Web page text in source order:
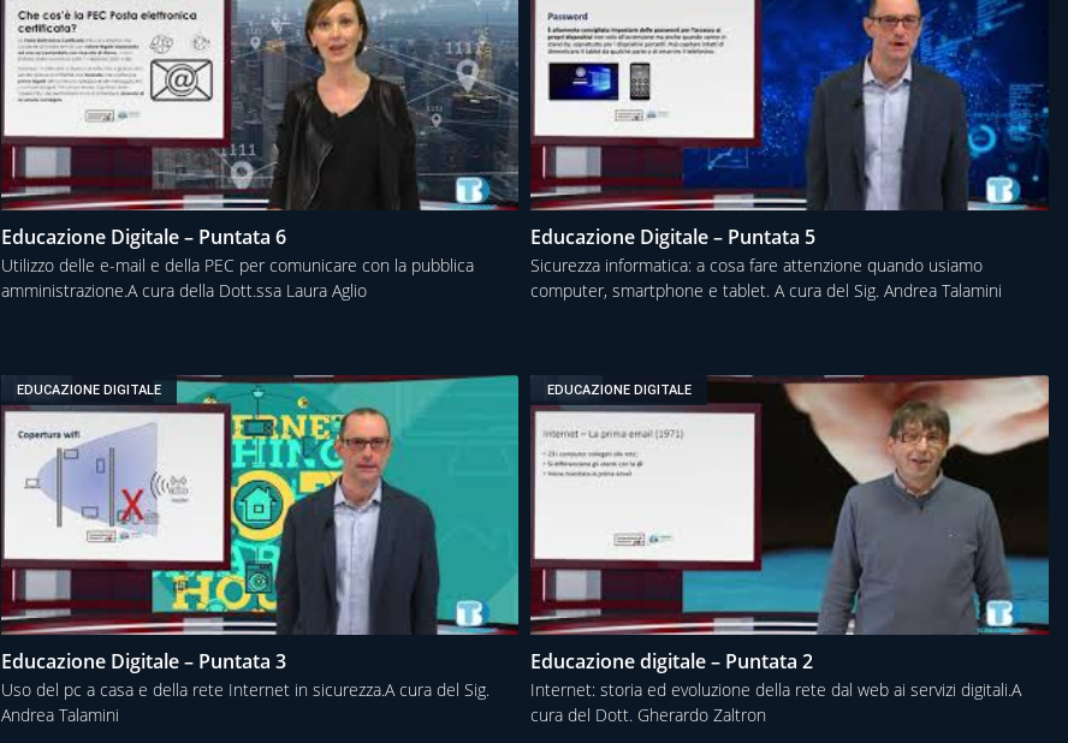
Educazione Digitale – Puntata 6
Utilizzo delle e-mail e della PEC per comunicare con la pubblica
amministrazione.A cura della Dott.ssa Laura Aglio
Educazione Digitale – Puntata 5
Sicurezza informatica: a cosa fare attenzione quando usiamo
computer, smartphone e tablet. A cura del Sig. Andrea Talamini
EDUCAZIONE DIGITALE
Educazione Digitale – Puntata 3
Uso del pc a casa e della rete Internet in sicurezza.A cura del Sig.
Andrea Talamini
EDUCAZIONE DIGITALE
Educazione digitale – Puntata 2
Internet: storia ed evoluzione della rete dal web ai servizi digitali.A
cura del Dott. Gherardo Zaltron